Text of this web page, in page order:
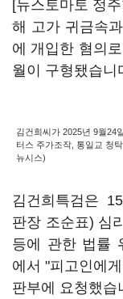
[뉴스토마토 정
해 고가 귀금속
에 개입한 혐의
월이 구형됐습니
김건희씨가 2025년 9월24
터스 주가조작, 통일교 청
뉴시스)
김건희특검은
판장 조순표) 심
등에 관한 법률
에서 "피고인에
판부에 요청했습